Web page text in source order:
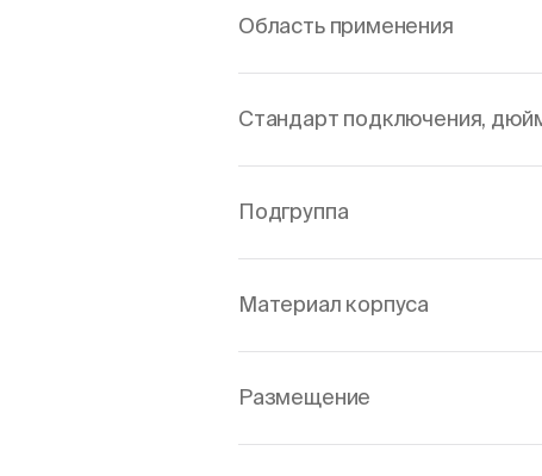
Область применения
Стандарт подключения,
Подгруппа
Материал корпуса
Размещение